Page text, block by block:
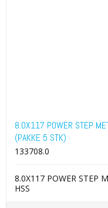
8.0X117 POWER STEP
(PAKKE 5 STK)
133708.0
8.0X117 POWER STEP
HSS